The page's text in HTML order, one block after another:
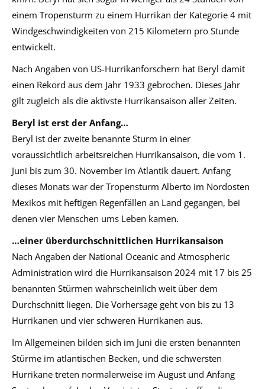
einem Tropensturm zu einem Hurrikan der Kategorie 4 mit
Windgeschwindigkeiten von 215 Kilometern pro Stunde
entwickelt.
Nach Angaben von US-Hurrikanforschern hat Beryl damit
einen Rekord aus dem Jahr 1933 gebrochen. Dieses Jahr
gilt zugleich als die aktivste Hurrikansaison aller Zeiten.
Beryl ist erst der Anfang…
Beryl ist der zweite benannte Sturm in einer
voraussichtlich arbeitsreichen Hurrikansaison, die vom 1.
Juni bis zum 30. November im Atlantik dauert. Anfang
dieses Monats war der Tropensturm Alberto im Nordosten
Mexikos mit heftigen Regenfällen an Land gegangen, bei
denen vier Menschen ums Leben kamen.
…einer überdurchschnittlichen Hurrikansaison
Nach Angaben der National Oceanic and Atmospheric
Administration wird die Hurrikansaison 2024 mit 17 bis 25
benannten Stürmen wahrscheinlich weit über dem
Durchschnitt liegen. Die Vorhersage geht von bis zu 13
Hurrikanen und vier schweren Hurrikanen aus.
Im Allgemeinen bilden sich im Juni die ersten benannten
Stürme im atlantischen Becken, und die schwersten
Hurrikane treten normalerweise im August und Anfang